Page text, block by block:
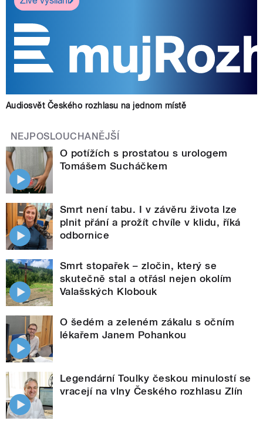
Audiosvět Českého rozhlasu na jednom místě
NEJPOSLOUCHANĚJŠÍ
O potížích s prostatou s urologem
Tomášem Sucháčkem
Smrt není tabu. I v závěru života lze
plnit přání a prožít chvíle v klidu, říká
odbornice
Smrt stopařek – zločin, který se
skutečně stal a otřásl nejen okolím
Valašských Klobouk
O šedém a zeleném zákalu s očním
lékařem Janem Pohankou
Legendární Toulky českou minulostí se
vracejí na vlny Českého rozhlasu Zlín